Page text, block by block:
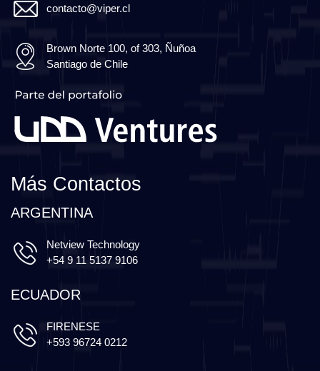
contacto@viper.cl
Brown Norte 100, of 303, Ñuñoa
Santiago de Chile
Más Contactos
ARGENTINA
Netview Technology
+54 9 11 5137 9106
ECUADOR
FIRENESE
+593 96724 0212